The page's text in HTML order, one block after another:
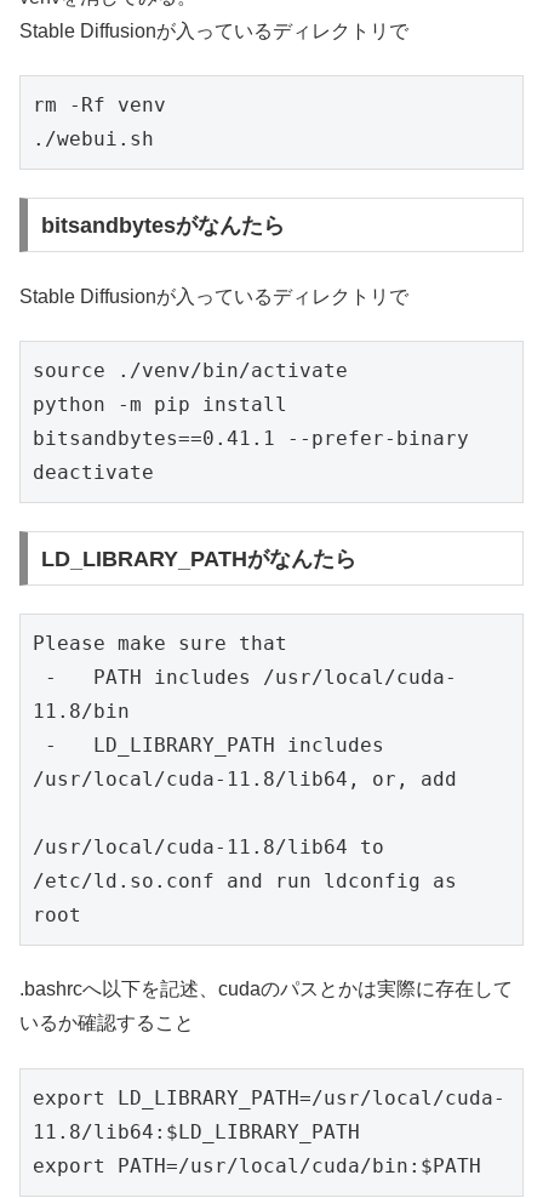
Stable Diffusionが入っているディレクトリで
rm -Rf venv
./webui.sh
bitsandbytesがなんたら
Stable Diffusionが入っているディレクトリで
source ./venv/bin/activate
python -m pip install
bitsandbytes==0.41.1 --prefer-binary
deactivate
LD_LIBRARY_PATHがなんたら
Please make sure that
11.8/bin
/usr/local/cuda-11.8/lib64, or, add
/usr/local/cuda-11.8/lib64 to
/etc/ld.so.conf and run ldconfig as
root
.bashrcへ以下を記述、cudaのパスとかは実際に存在して
いるか確認すること
export LD_LIBRARY_PATH=/usr/local/cuda-
11.8/lib64:$LD_LIBRARY_PATH
export PATH=/usr/local/cuda/bin:$PATH